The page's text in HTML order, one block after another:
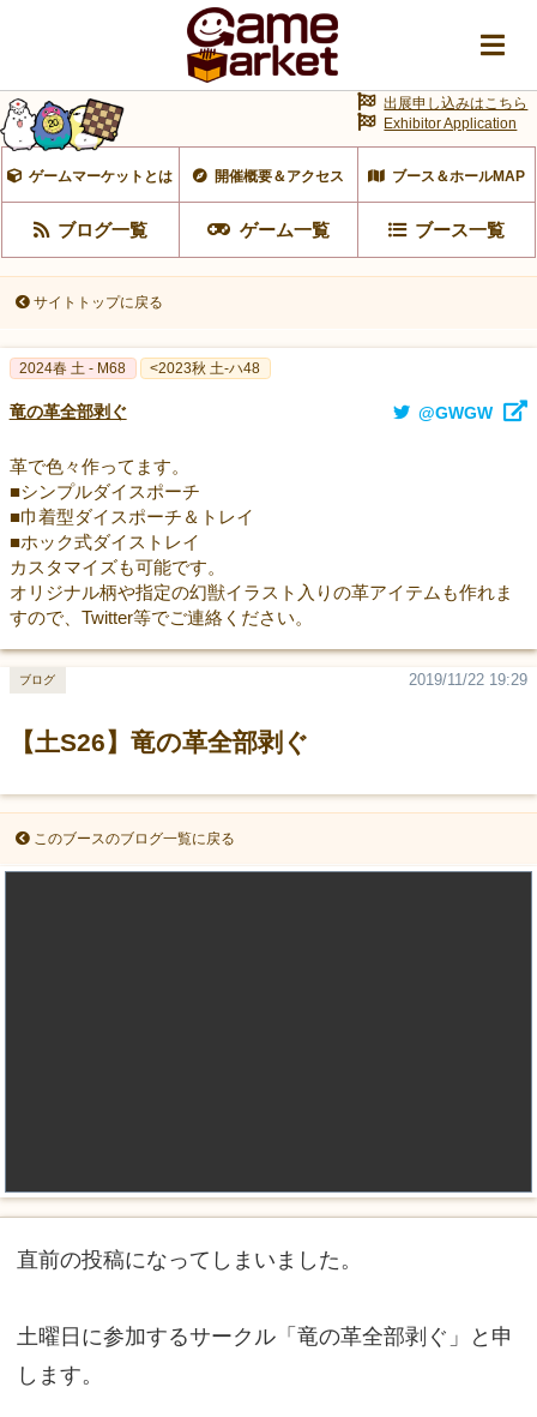
ゲームマーケットとは 開催概要＆アクセス ブース＆ホールMAP
ブログ一覧 ゲーム一覧 ブース一覧
出展申し込みはこちら
Exhibitor Application
サイトトップに戻る
2024春 土 - M68 <2023秋 土-ハ48
竜の革全部剥ぐ @GWGW
革で色々作ってます。
■シンプルダイスポーチ
■巾着型ダイスポーチ＆トレイ
■ホック式ダイストレイ
カスタマイズも可能です。
オリジナル柄や指定の幻獣イラスト入りの革アイテムも作れま
すので、Twitter等でご連絡ください。
【土S26】竜の革全部剥ぐ
2019/11/22 19:29
ブログ
このブースのブログ一覧に戻る
直前の投稿になってしまいました。
土曜日に参加するサークル「竜の革全部剥ぐ」と申
します。